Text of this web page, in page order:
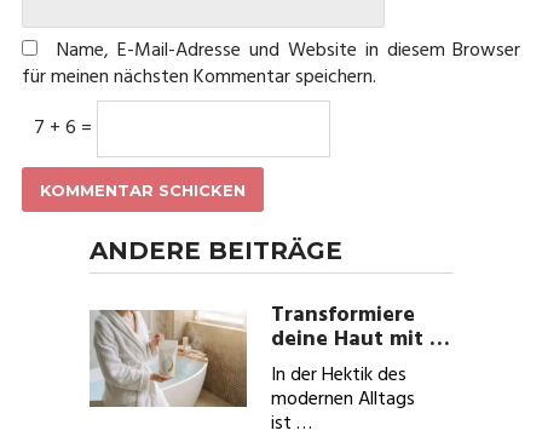
Name, E-Mail-Adresse und Website in diesem Browser
für meinen nächsten Kommentar speichern.
7 + 6 =
ANDERE BEITRÄGE
Transformiere
deine Haut mit …
In der Hektik des
modernen Alltags
ist …